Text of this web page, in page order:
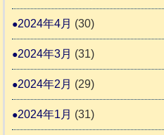
2024年4月 (30)
2024年3月 (31)
2024年2月 (29)
2024年1月 (31)